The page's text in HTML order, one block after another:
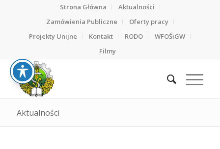
Strona Główna
Aktualności
Zamówienia Publiczne
Oferty pracy
Projekty Unijne
Kontakt RODO
WFOŚiGW
Filmy
Aktualności